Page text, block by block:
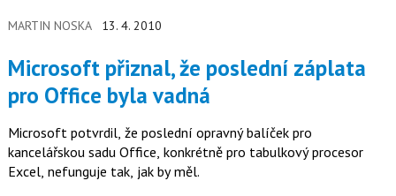
MARTIN NOSKA 13. 4. 2010
Microsoft přiznal, že poslední záplata
pro Office byla vadná
Microsoft potvrdil, že poslední opravný balíček pro
kancelářskou sadu Office, konkrétně pro tabulkový procesor
Excel, nefunguje tak, jak by měl.